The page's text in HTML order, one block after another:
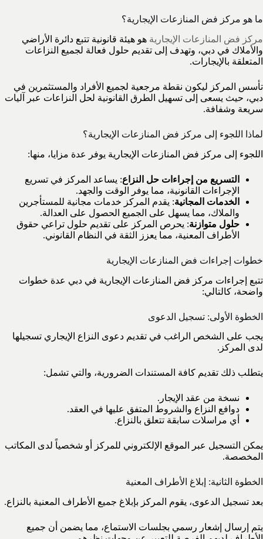
ما هو مركز فض المنازعات الإيجارية؟
مركز فض المنازعات الإيجارية هو هيئة قانونية تتبع دائرة الأراضي
والأملاك في دبي، وتهدف إلى تقديم حلول فعالة لجميع النزاعات
المتعلقة بالإيجارات.
تأسس المركز ليكون نقطة مرجعية لجميع الأفراد والمستثمرين في
دبي، حيث يسعى إلى تسهيل الطرق القانونية لحل النزاعات عبر آليات
سريعة وشفافة.
لماذا اللجوء إلى مركز فض المنازعات الإيجارية؟
اللجوء إلى مركز فض المنازعات الإيجارية يوفر عدة مزايا، منها:
التسريع من إجراءات حل النزاع: يساعد المركز في تسريع
الإجراءات القانونية، مما يوفر الوقت والجهد.
الخدمات المجانية: يقدم المركز خدمات مجانية للمستأجرين
والملاك، مما يسهل على الجميع الحصول على العدالة.
حلول متوازنة: يحرص المركز على تقديم حلول تراعي حقوق
الأطراف المعنية، مما يعزز الثقة في النظام القانوني.
خطوات إجراءات فض المنازعات الإيجارية
تتبع إجراءات مركز فض المنازعات الإيجارية في دبي عدة خطوات
واضحة، كالتالي:
الخطوة الأولى: تسجيل الدعوى
يجب على الشخص الراغب في تقديم دعوى النزاع الإيجاري تسجيلها
لدى المركز.
يتطلب ذلك تقديم كافة المستندات الضرورية، والتي تشمل:
نسخة من عقد الإيجار.
دوافع النزاع والشروط المتفق عليها في العقد.
أي مراسلات سابقة تتعلق بالنزاع.
يمكن التسجيل عبر الموقع الإلكتروني للمركز أو شخصياً لدى المكاتب
المخصصة.
الخطوة الثانية: إبلاغ الأطراف المعنية
بعد تسجيل الدعوى، يقوم المركز بإبلاغ جميع الأطراف المعنية بالنزاع.
يتم إرسال إشعار رسمي بجلسات الاستماع، مما يضمن أن جميع